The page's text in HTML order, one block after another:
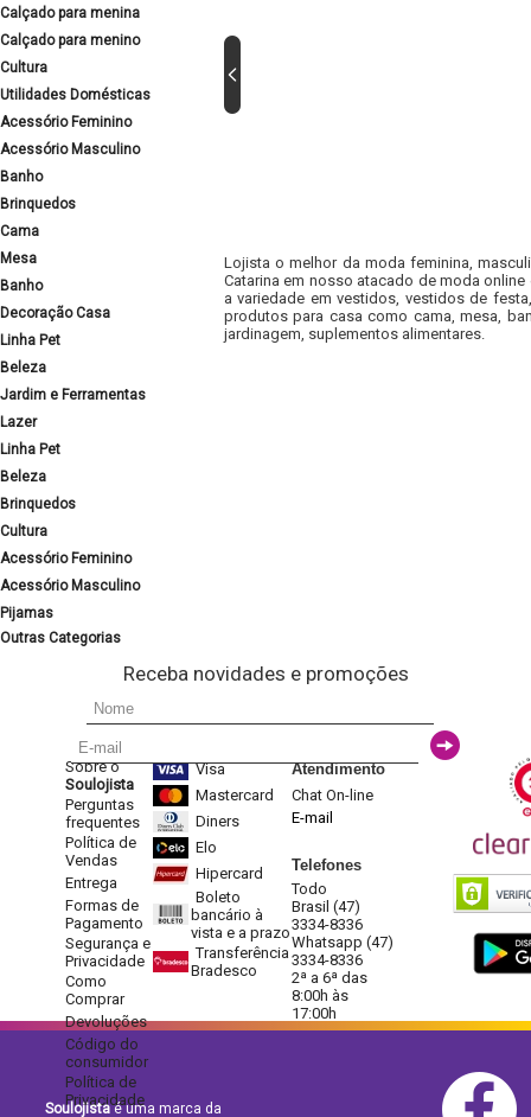
Calçado para menina
Calçado para menino
Cultura
Utilidades Domésticas
Acessório Feminino
Acessório Masculino
Banho
Brinquedos
Cama
Mesa
Banho
Decoração Casa
Linha Pet
Beleza
Jardim e Ferramentas
Lazer
Linha Pet
Beleza
Brinquedos
Cultura
Acessório Feminino
Acessório Masculino
Pijamas
Outras Categorias
Lojista o melhor da moda feminina,
Catarina em nosso atacado de moda
a variedade em vestidos, vestidos de
produtos para casa como cama, mesa,
jardinagem, suplementos alimentares.
Receba novidades e promoções
Sobre o
Soulojista
Perguntas
frequentes
Política de
Vendas
Entrega
Formas de
Pagamento
Segurança e
Privacidade
Como
Comprar
Devoluções
Código do
consumidor
Política de
Privacidade
Visa
Mastercard
Diners
Elo
Hipercard
Boleto
bancário à
vista e a prazo
Transferência
Bradesco
Atendimento
Chat On-line
E-mail
Telefones
Todo
Brasil (47)
3334-8336
Whatsapp (47)
3334-8336
2ª a 6ª das
8:00h às
17:00h
Soulojistaé uma marca da